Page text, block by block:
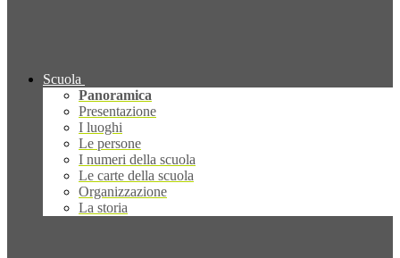
Scuola
Panoramica
Presentazione
I luoghi
Le persone
I numeri della scuola
Le carte della scuola
Organizzazione
La storia